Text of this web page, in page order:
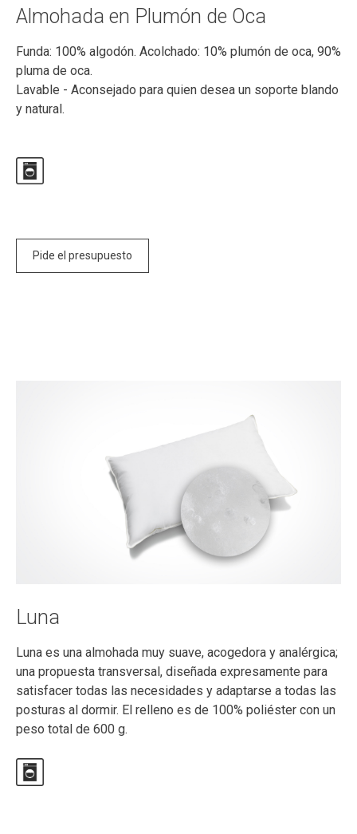
Almohada en Plumón de Oca
Funda: 100% algodón. Acolchado: 10% plumón de oca, 90%
pluma de oca.
Lavable - Aconsejado para quien desea un soporte blando
y natural.
Pide el presupuesto
Luna
Luna es una almohada muy suave, acogedora y analérgica;
una propuesta transversal, diseñada expresamente para
satisfacer todas las necesidades y adaptarse a todas las
posturas al dormir. El relleno es de 100% poliéster con un
peso total de 600 g.